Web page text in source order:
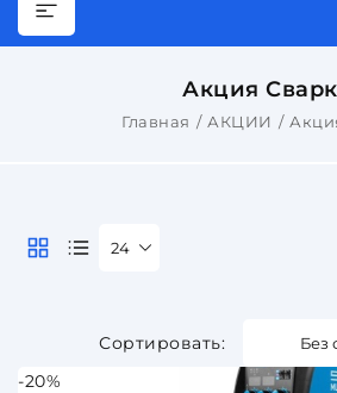
Акция
Главная АКЦИИ
Без
24
-20%